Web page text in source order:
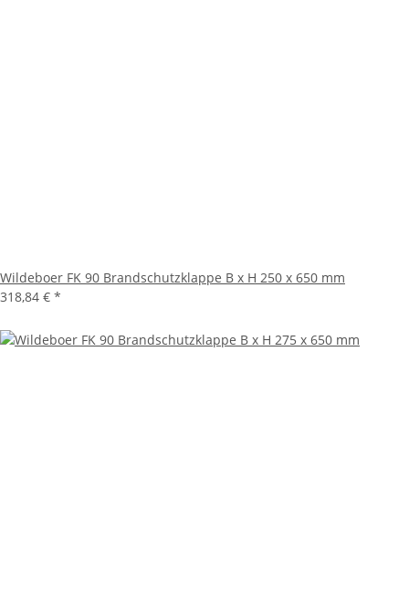
Wildeboer FK 90 Brandschutzklappe B x H 250 x 650 mm
318,84 € *